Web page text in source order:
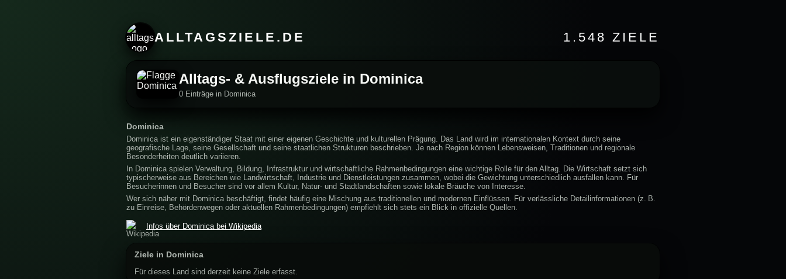
ALLTAGSZIELE.DE 1.548 ZIELE
Alltags- & Ausflugsziele in Dominica
0 Einträge in Dominica
Dominica
Dominica ist ein eigenständiger Staat mit einer eigenen Geschichte und kulturellen Prägung. Das Land wird im internationalen Kontext durch seine
geografische Lage, seine Gesellschaft und seine staatlichen Strukturen beschrieben. Je nach Region können Lebensweisen, Traditionen und regionale
Besonderheiten deutlich variieren.
In Dominica spielen Verwaltung, Bildung, Infrastruktur und wirtschaftliche Rahmenbedingungen eine wichtige Rolle für den Alltag. Die Wirtschaft setzt sich
typischerweise aus Bereichen wie Landwirtschaft, Industrie und Dienstleistungen zusammen, wobei die Gewichtung unterschiedlich ausfallen kann. Für
Besucherinnen und Besucher sind vor allem Kultur, Natur- und Stadtlandschaften sowie lokale Bräuche von Interesse.
Wer sich näher mit Dominica beschäftigt, findet häufig eine Mischung aus traditionellen und modernen Einflüssen. Für verlässliche Detailinformationen (z. B.
zu Einreise, Behördenwegen oder aktuellen Rahmenbedingungen) empfiehlt sich stets ein Blick in offizielle Quellen.
Infos über Dominica bei Wikipedia
Ziele in Dominica
Für dieses Land sind derzeit keine Ziele erfasst.